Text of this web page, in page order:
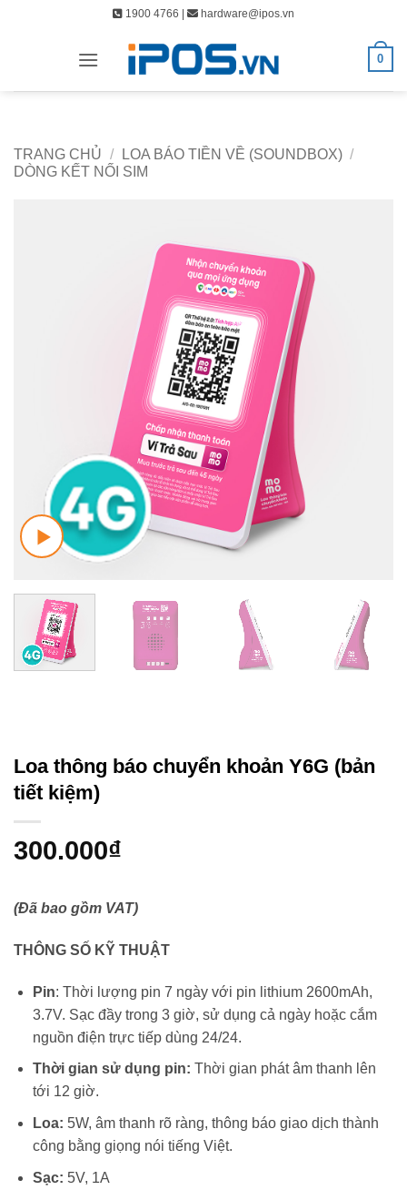
1900 4766 | hardware@ipos.vn
0
TRANG CHỦ / LOA BÁO TIỀN VỀ (SOUNDBOX) /
DÒNG KẾT NỐI SIM
Loa thông báo chuyển khoản Y6G (bản
tiết kiệm)
300.000₫
(Đã bao gồm VAT)
THÔNG SỐ KỸ THUẬT
Pin: Thời lượng pin 7 ngày với pin lithium 2600mAh,
3.7V. Sạc đầy trong 3 giờ, sử dụng cả ngày hoặc cắm
nguồn điện trực tiếp dùng 24/24.
Thời gian sử dụng pin: Thời gian phát âm thanh lên
tới 12 giờ.
Loa: 5W, âm thanh rõ ràng, thông báo giao dịch thành
công bằng giọng nói tiếng Việt.
Sạc: 5V, 1A